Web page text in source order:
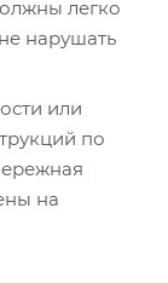
легко
нарушать
или
по
на